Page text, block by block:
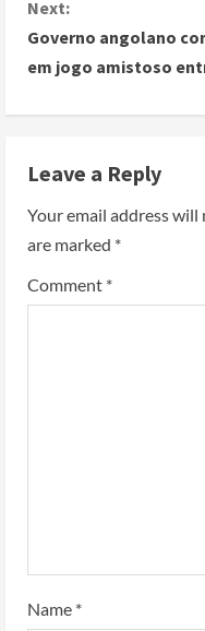
Next:
Governo angolano
em jogo amistoso
Leave a Reply
Your email address
are marked *
Comment *
Name *